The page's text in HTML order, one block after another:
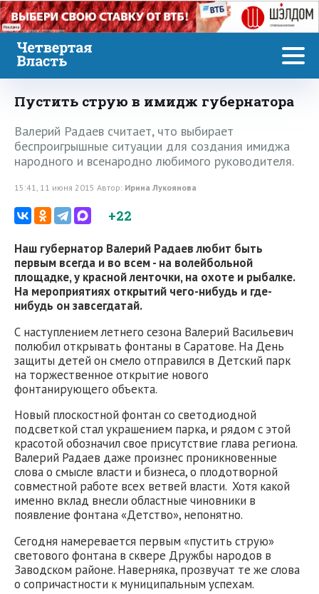
Реклама
Пустить струю в имидж губернатора
Валерий Радаев считает, что выбирает
беспроигрышные ситуации для создания имиджа
народного и всенародно любимого руководителя.
15:41, 11 июня 2015 Автор: Ирина Лукоянова
+22
Наш губернатор Валерий Радаев любит быть
первым всегда и во всем - на волейбольной
площадке, у красной ленточки, на охоте и рыбалке.
На мероприятиях открытий чего-нибудь и где-
нибудь он завсегдатай.
С наступлением летнего сезона Валерий Васильевич
полюбил открывать фонтаны в Саратове. На День
защиты детей он смело отправился в Детский парк
на торжественное открытие нового
фонтанирующего объекта.
Новый плоскостной фонтан со светодиодной
подсветкой стал украшением парка, и рядом с этой
красотой обозначил свое присутствие глава региона.
Валерий Радаев даже произнес проникновенные
слова о смысле власти и бизнеса, о плодотворной
совместной работе всех ветвей власти. Хотя какой
именно вклад внесли областные чиновники в
появление фонтана «Детство», непонятно.
Сегодня намеревается первым «пустить струю»
светового фонтана в сквере Дружбы народов в
Заводском районе. Наверняка, прозвучат те же слова
о сопричастности к муниципальным успехам.